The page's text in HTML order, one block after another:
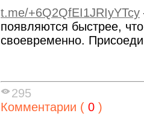
t.me/+6Q2QfEI1JRIyYTcy
появляются быстрее,
своевременно.
295
Комментарии ( 0 )